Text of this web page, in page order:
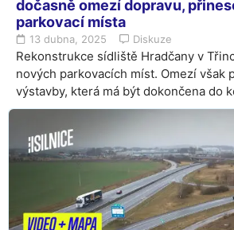
dočasně omezí dopravu,
parkovací místa
13 dubna, 2025 Diskuze
Rekonstrukce sídliště Hradčany v
nových parkovacích míst. Omezí však
výstavby, která má být dokončena do